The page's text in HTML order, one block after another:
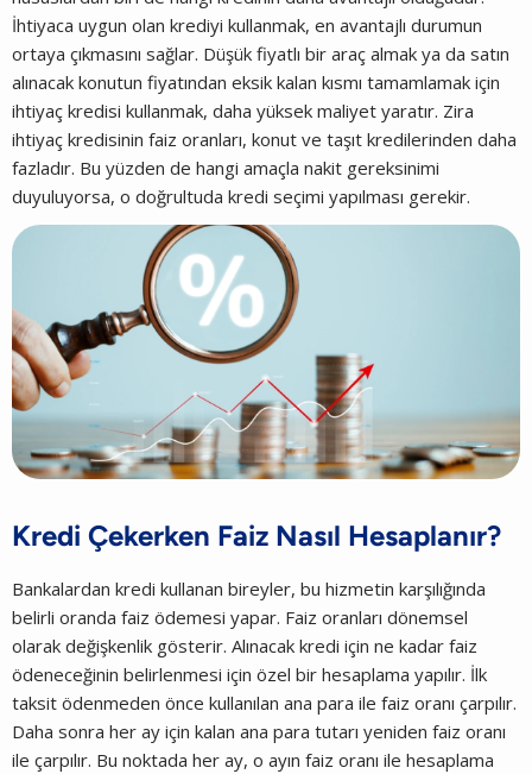
İhtiyaca uygun olan krediyi kullanmak, en avantajlı durumun
ortaya çıkmasını sağlar. Düşük fiyatlı bir araç almak ya da satın
alınacak konutun fiyatından eksik kalan kısmı tamamlamak için
ihtiyaç kredisi kullanmak, daha yüksek maliyet yaratır. Zira
ihtiyaç kredisinin faiz oranları, konut ve taşıt kredilerinden daha
fazladır. Bu yüzden de hangi amaçla nakit gereksinimi
duyuluyorsa, o doğrultuda kredi seçimi yapılması gerekir.
Kredi Çekerken Faiz Nasıl Hesaplanır?
Bankalardan kredi kullanan bireyler, bu hizmetin karşılığında
belirli oranda faiz ödemesi yapar. Faiz oranları dönemsel
olarak değişkenlik gösterir. Alınacak kredi için ne kadar faiz
ödeneceğinin belirlenmesi için özel bir hesaplama yapılır. İlk
taksit ödenmeden önce kullanılan ana para ile faiz oranı çarpılır.
Daha sonra her ay için kalan ana para tutarı yeniden faiz oranı
ile çarpılır. Bu noktada her ay, o ayın faiz oranı ile hesaplama